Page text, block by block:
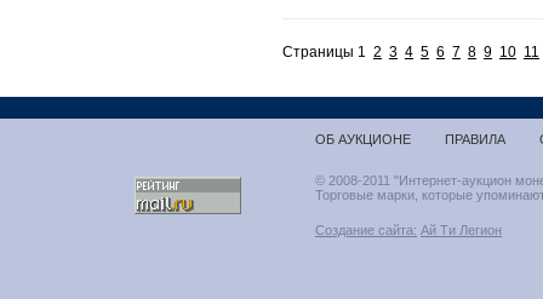
Страницы 1 2 3 4 5 6 7 8 9 10 11
ОБ АУКЦИОНЕ ПРАВИЛА
© 2008-2011 "Интернет-аукцион
Торговые марки, которые
Создание сайта: Ай Ти Легион